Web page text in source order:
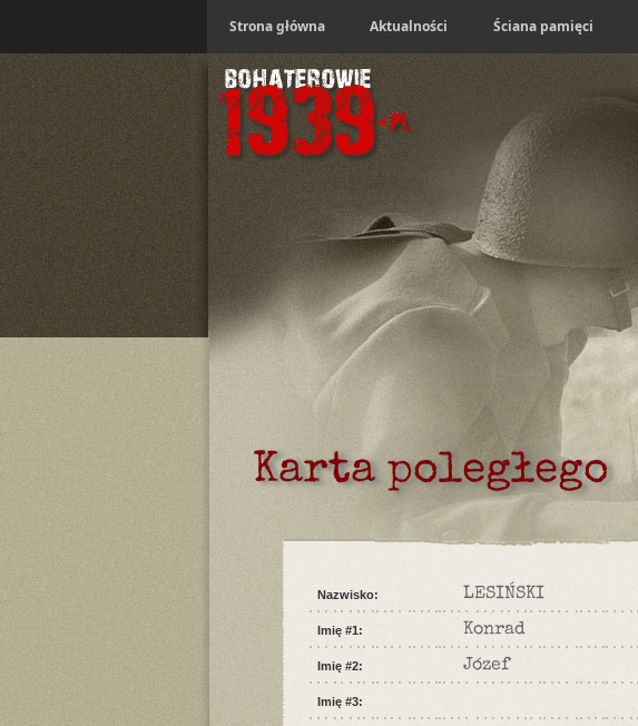
Strona główna Aktualności Ściana pamięci
Karta poległego
Nazwisko: LESIŃSKI
Imię #1: Konrad
Imię #2: Józef
Imię #3: